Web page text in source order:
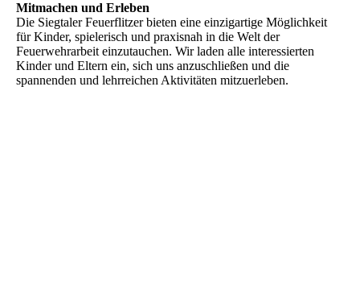
Mitmachen und Erleben
Die Siegtaler Feuerflitzer bieten eine einzigartige Möglichkeit
für Kinder, spielerisch und praxisnah in die Welt der
Feuerwehrarbeit einzutauchen. Wir laden alle interessierten
Kinder und Eltern ein, sich uns anzuschließen und die
spannenden und lehrreichen Aktivitäten mitzuerleben.